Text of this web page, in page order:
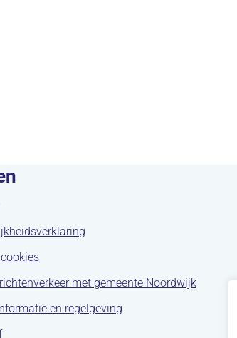
(opent in nieuw tabblad)
(opent in nieuw tabblad)
met gemeente Noordwijk(opent
en regelgeving
(opent in nieuw tabblad)